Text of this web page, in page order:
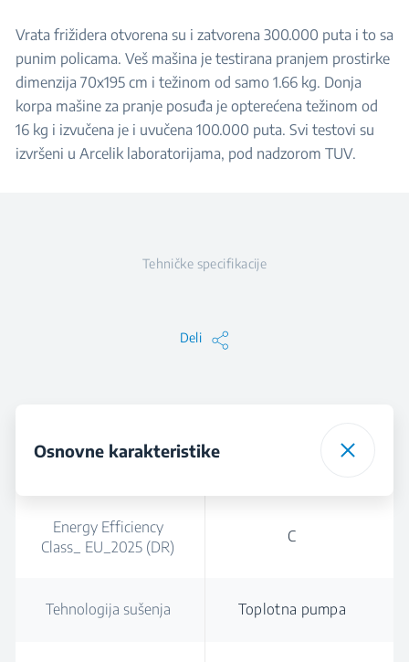
Vrata frižidera otvorena su i zatvorena 300.000 puta i to sa
punim policama. Veš mašina je testirana pranjem prostirke
dimenzija 70x195 cm i težinom od samo 1.66 kg. Donja
korpa mašine za pranje posuđa je opterećena težinom od
16 kg i izvučena je i uvučena 100.000 puta. Svi testovi su
izvršeni u Arcelik laboratorijama, pod nadzorom TUV.
Tehničke specifikacije
Deli
Osnovne karakteristike
Energy Efficiency
Class_ EU_2025 (DR)
C
Tehnologija sušenja Toplotna pumpa